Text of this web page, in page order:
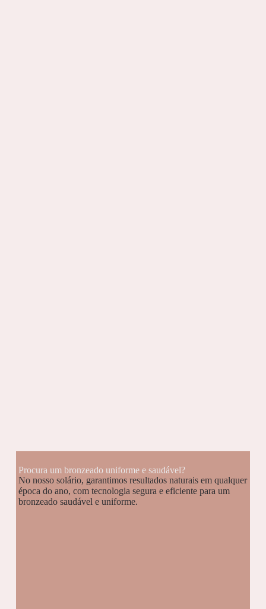
Procura um bronzeado uniforme e saudável?
No nosso solário, garantimos resultados naturais em qualquer
época do ano, com tecnologia segura e eficiente para um
bronzeado saudável e uniforme.